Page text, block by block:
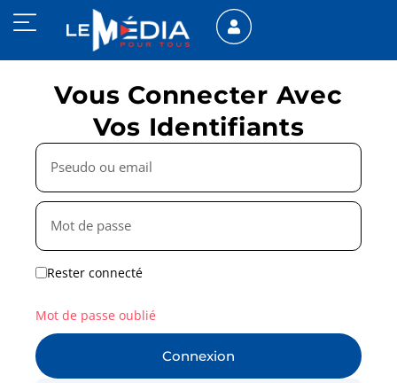
Vous Connecter Avec
Vos Identifiants
Rester connecté
Connexion
Mot de passe oublié